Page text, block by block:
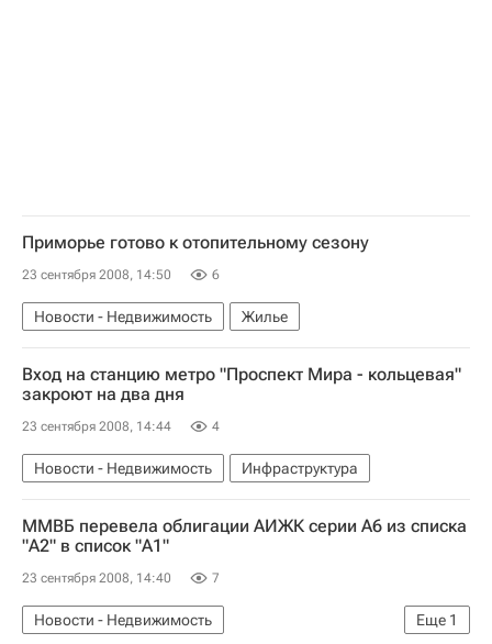
Приморье готово к отопительному сезону
23 сентября 2008, 14:50 6
Новости - Недвижимость Жилье
Вход на станцию метро "Проспект Мира - кольцевая"
закроют на два дня
23 сентября 2008, 14:44 4
Новости - Недвижимость Инфраструктура
ММВБ перевела облигации АИЖК серии А6 из списка
"А2" в список "А1"
23 сентября 2008, 14:40 7
Еще 1
Новости - Недвижимость